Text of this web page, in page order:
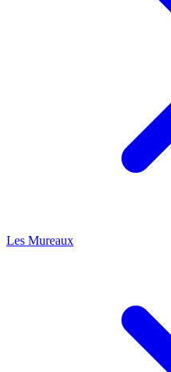
Les Mureaux